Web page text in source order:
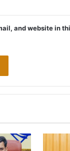
and website in